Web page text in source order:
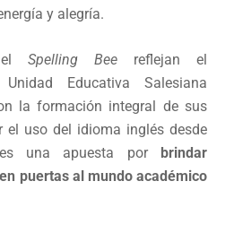
y alegría.
el Spelling Bee reflejan el
Educativa Salesiana
la formación integral de sus
el uso del idioma inglés desde
una apuesta por brindar
puertas al mundo académico